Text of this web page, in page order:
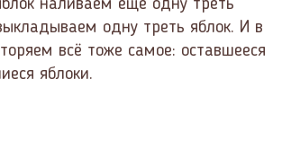
наливаем ещё одну треть
одну треть яблок. И в
всё тоже самое: оставшееся
яблоки.